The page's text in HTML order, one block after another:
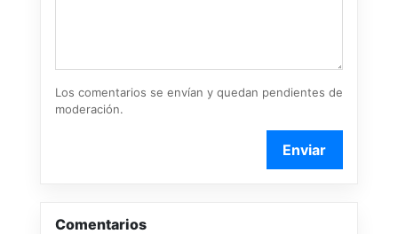
Los comentarios se envían y quedan pendientes de
moderación.
Enviar
Comentarios